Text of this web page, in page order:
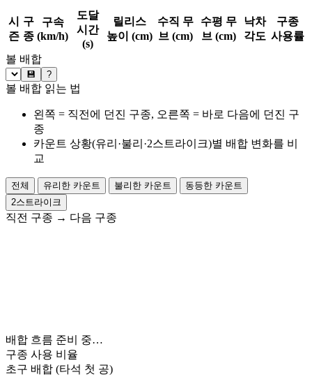
시
즌
구
종
구속
(km/h)
도달
시간
(s)
릴리스
높이 (cm)
수직 무
브 (cm)
수평 무
브 (cm)
낙차
각도
구종
사용률
볼 배합
💾 ?
볼 배합 읽는 법
왼쪽 = 직전에 던진 구종, 오른쪽 = 바로 다음에 던진 구
종
카운트 상황(유리·불리·2스트라이크)별 배합 변화를 비
교
전체 유리한 카운트 불리한 카운트
동등한 카운트
2스트라이크
직전 구종 → 다음 구종
배합 흐름 준비 중…
구종 사용 비율
초구 배합 (타석 첫 공)